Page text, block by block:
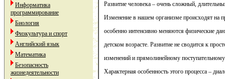
Информатика
программирование
Биология
Физкультура и спорт
Английский язык
Математика
Безопасность
жизнедеятельности
Развитие человека – очень сложный,
Изменение в нашем организме происходят на
особенно интенсивно меняются физические
детском возрасте. Развитие не сводится к
изменений и прямолинейному
Характерная особенность этого процесса –